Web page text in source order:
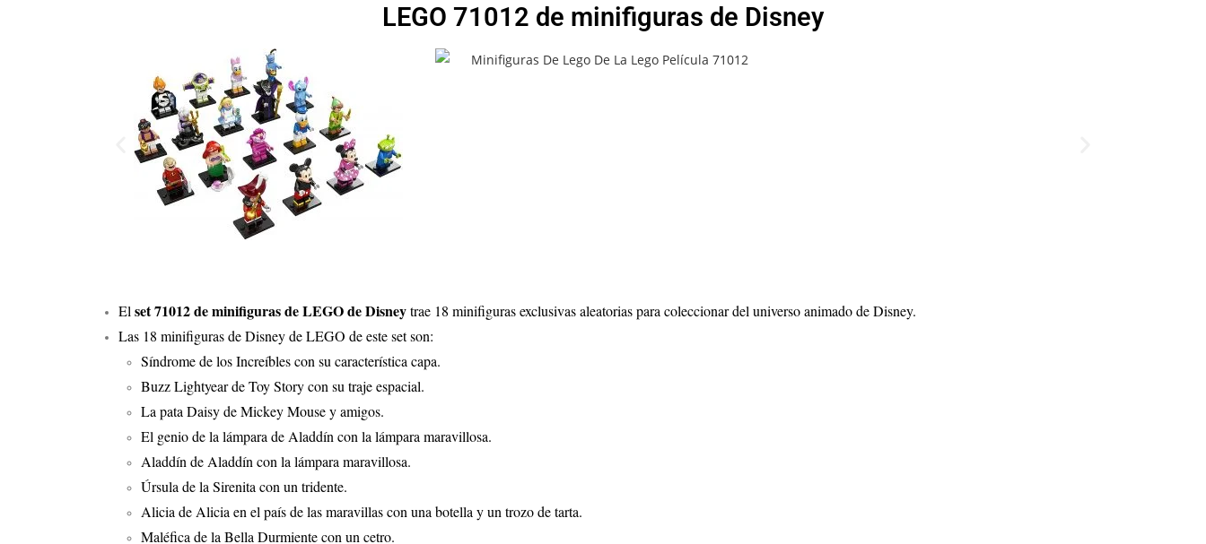
LEGO 71012 de minifiguras de Disney
El set 71012 de minifiguras de LEGO de Disneytrae 18 minifiguras exclusivas aleatorias para coleccionar del universo animado de Disney.
Las 18 minifiguras de Disney de LEGO de este set son:
Síndrome de los Increíbles con su característica capa.
Buzz Lightyear de Toy Story con su traje espacial.
La pata Daisy de Mickey Mouse y amigos.
El genio de la lámpara de Aladdín con la lámpara maravillosa.
Aladdín de Aladdín con la lámpara maravillosa.
Úrsula de la Sirenita con un tridente.
Alicia de Alicia en el país de las maravillas con una botella y un trozo de tarta.
Maléfica de la Bella Durmiente con un cetro.